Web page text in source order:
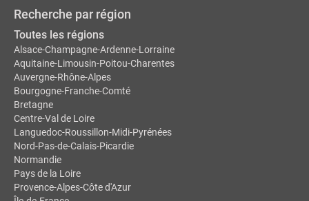
Recherche par région
Toutes les régions
Alsace-Champagne-Ardenne-Lorraine
Aquitaine-Limousin-Poitou-Charentes
Auvergne-Rhône-Alpes
Bourgogne-Franche-Comté
Bretagne
Centre-Val de Loire
Languedoc-Roussillon-Midi-Pyrénées
Nord-Pas-de-Calais-Picardie
Normandie
Pays de la Loire
Provence-Alpes-Côte d'Azur